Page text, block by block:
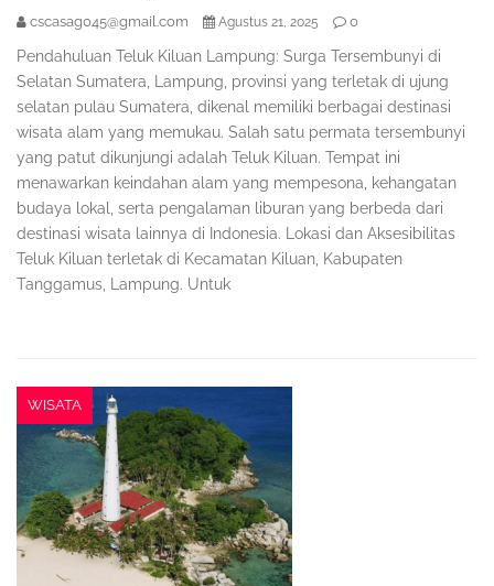
cscasag045@gmail.com Agustus 21, 2025 0
Pendahuluan Teluk Kiluan Lampung: Surga Tersembunyi di
Selatan Sumatera, Lampung, provinsi yang terletak di ujung
selatan pulau Sumatera, dikenal memiliki berbagai destinasi
wisata alam yang memukau. Salah satu permata tersembunyi
yang patut dikunjungi adalah Teluk Kiluan. Tempat ini
menawarkan keindahan alam yang mempesona, kehangatan
budaya lokal, serta pengalaman liburan yang berbeda dari
destinasi wisata lainnya di Indonesia. Lokasi dan Aksesibilitas
Teluk Kiluan terletak di Kecamatan Kiluan, Kabupaten
Tanggamus, Lampung. Untuk
WISATA